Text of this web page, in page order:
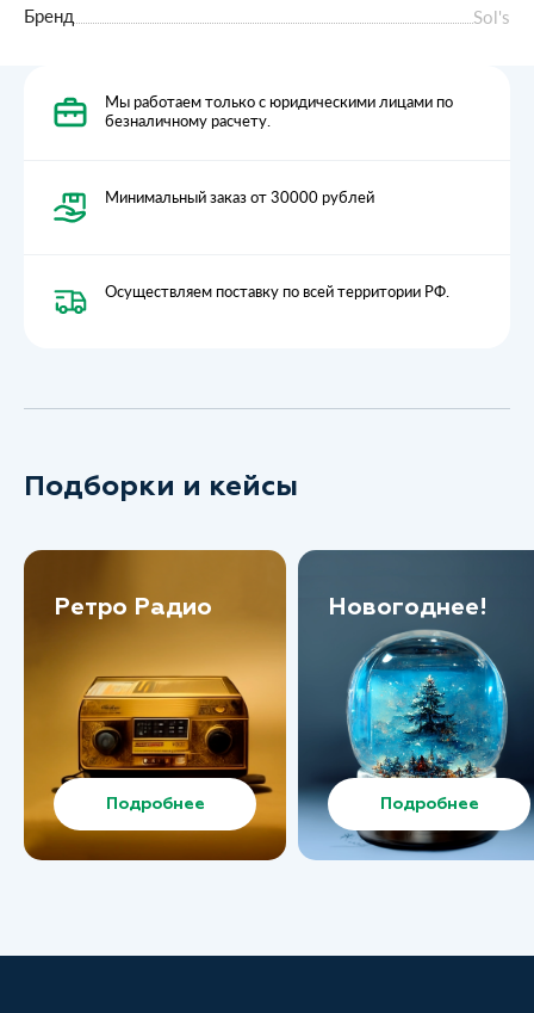
Мы работаем только с юридическими лицами по
безналичному расчету.
Минимальный заказ от 30000 рублей
Осуществляем поставку по всей территории РФ.
Бренд Sol's
Подборки и кейсы
Ретро Радио
Подробнее
Новогоднее!
Подробнее